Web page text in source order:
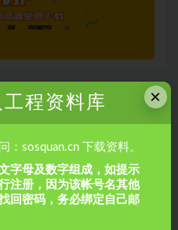
上一篇
意事项
×
程资料库
：sosquan.cn 下载资料。
字母及数字组成，如提示
注册，因为该帐号名其他
回密码，务必绑定自己邮